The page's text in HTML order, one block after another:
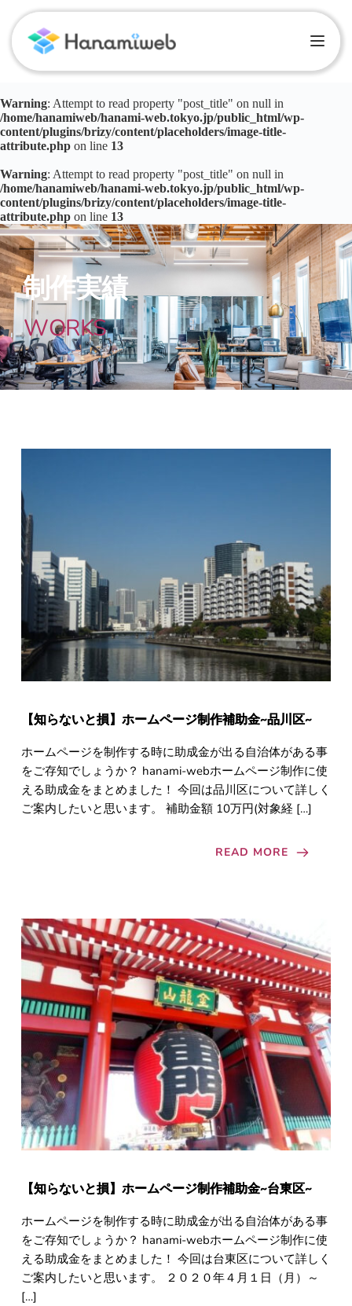
Warning: Attempt to read property "post_title" on null in
/home/hanamiweb/hanami-web.tokyo.jp/public_html/wp-
content/plugins/brizy/content/placeholders/image-title-
attribute.php on line 13
Warning: Attempt to read property "post_title" on null in
/home/hanamiweb/hanami-web.tokyo.jp/public_html/wp-
content/plugins/brizy/content/placeholders/image-title-
attribute.php on line 13
制作実績
WORKS
【知らないと損】ホームページ制作補助金~品川区~
ホームページを制作する時に助成金が出る自治体がある事
をご存知でしょうか？ hanami-webホームページ制作に使
える助成金をまとめました！ 今回は品川区について詳しく
ご案内したいと思います。 補助金額 10万円(対象経 […]
READ MORE
【知らないと損】ホームページ制作補助金~台東区~
ホームページを制作する時に助成金が出る自治体がある事
をご存知でしょうか？ hanami-webホームページ制作に使
える助成金をまとめました！ 今回は台東区について詳しく
ご案内したいと思います。 ２０２０年４月１日（月）～
[…]